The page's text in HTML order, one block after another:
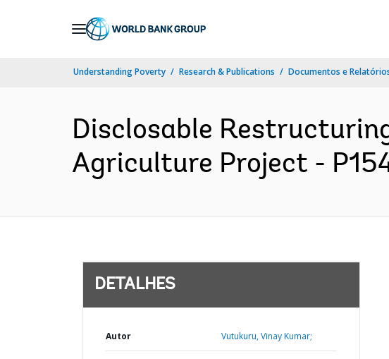
Understanding Poverty Research & Publications Documentos e
Disclosable
Agriculture Project -
DETALHES
Autor Vutukuru, Vinay Kumar;